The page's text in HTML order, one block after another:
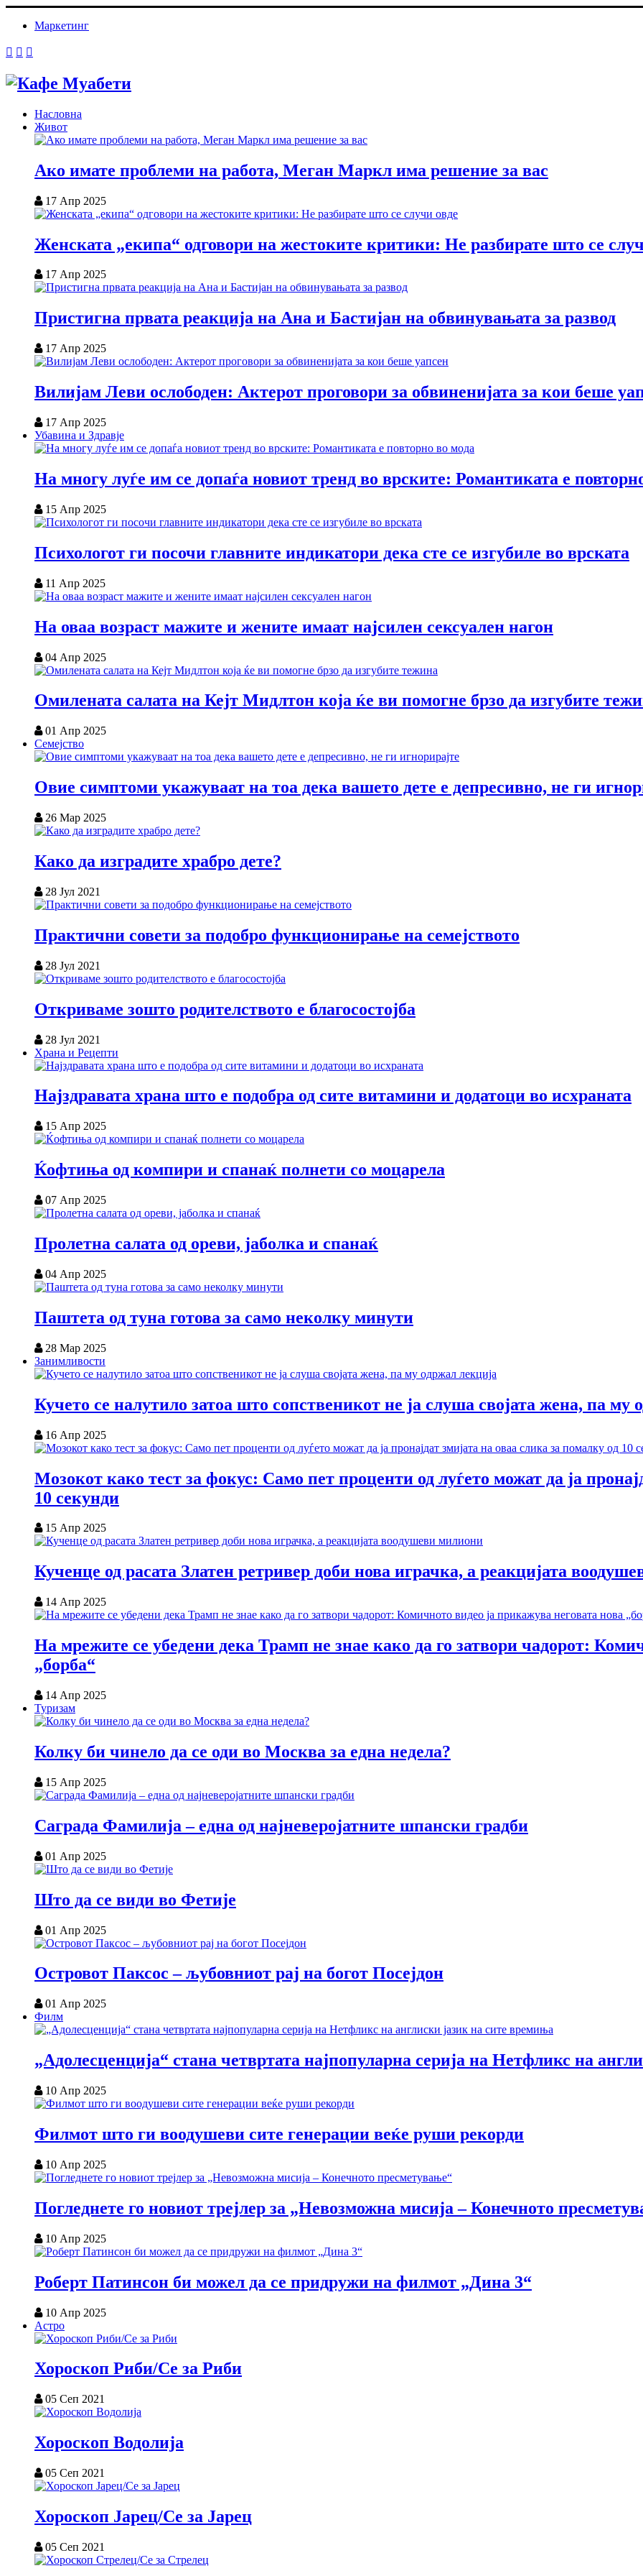
Маркетинг
Насловна
Живот
Ако имате проблеми на работа, Меган Маркл има решение за вас
17 Апр 2025
Женската „екипа“ одговори на жестоките критики: Не разбирате што се
17 Апр 2025
Пристигна првата реакција на Ана и Бастијан на обвинувањата за развод
17 Апр 2025
Вилијам Леви ослободен: Актерот проговори за обвиненијата за кои беше
17 Апр 2025
Убавина и Здравје
На многу луѓе им се допаѓа новиот тренд во врските: Романтиката е
15 Апр 2025
Психологот ги посочи главните индикатори дека сте се изгубиле во врската
11 Апр 2025
На оваа возраст мажите и жените имаат најсилен сексуален нагон
04 Апр 2025
Омилената салата на Кејт Мидлтон која ќе ви помогне брзо да изгубите
01 Апр 2025
Семејство
Овие симптоми укажуваат на тоа дека вашето дете е депресивно, не ги
26 Мар 2025
Како да изградите храбро дете?
28 Јул 2021
Практични совети за подобро функционирање на семејството
28 Јул 2021
Откриваме зошто родителството е благосостојба
28 Јул 2021
Храна и Рецепти
Најздравата храна што е подобра од сите витамини и додатоци во исхраната
15 Апр 2025
Ќофтиња од компири и спанаќ полнети со моцарела
07 Апр 2025
Пролетна салата од ореви, јаболка и спанаќ
04 Апр 2025
Паштета од туна готова за само неколку минути
28 Мар 2025
Занимливости
Кучето се налутило затоа што сопственикот не ја слуша својата жена, па му
16 Апр 2025
Мозокот како тест за фокус: Само пет проценти од луѓето можат да ја
10 секунди
15 Апр 2025
Кученце од расата Златен ретривер доби нова играчка, а реакцијата
14 Апр 2025
На мрежите се убедени дека Трамп не знае како да го затвори чадорот:
„борба“
14 Апр 2025
Туризам
Колку би чинело да се оди во Москва за една недела?
15 Апр 2025
Саграда Фамилија – една од најневеројатните шпански градби
01 Апр 2025
Што да се види во Фетије
01 Апр 2025
Островот Паксос – љубовниот рај на богот Посејдон
01 Апр 2025
Филм
„Адолесценција“ стана четвртата најпопуларна серија на Нетфликс на
10 Апр 2025
Филмот што ги воодушеви сите генерации веќе руши рекорди
10 Апр 2025
Погледнете го новиот трејлер за „Невозможна мисија – Конечното
10 Апр 2025
Роберт Патинсон би можел да се придружи на филмот „Дина 3“
10 Апр 2025
Астро
Хороскоп Риби/Се за Риби
05 Сеп 2021
Хороскоп Водолија
05 Сеп 2021
Хороскоп Јарец/Се за Јарец
05 Сеп 2021